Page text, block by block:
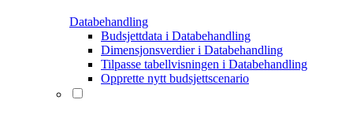
Databehandling
Budsjettdata i Databehandling
Dimensjonsverdier i Databehandling
Tilpasse tabellvisningen i Databehandling
Opprette nytt budsjettscenario